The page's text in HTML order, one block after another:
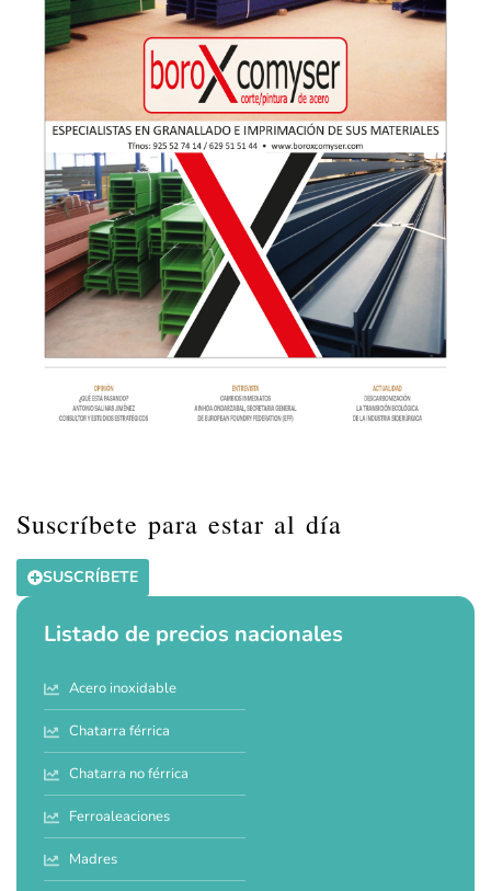
Suscríbete para estar al día
SUSCRÍBETE
Listado de precios nacionales
Acero inoxidable
Chatarra férrica
Chatarra no férrica
Ferroaleaciones
Madres